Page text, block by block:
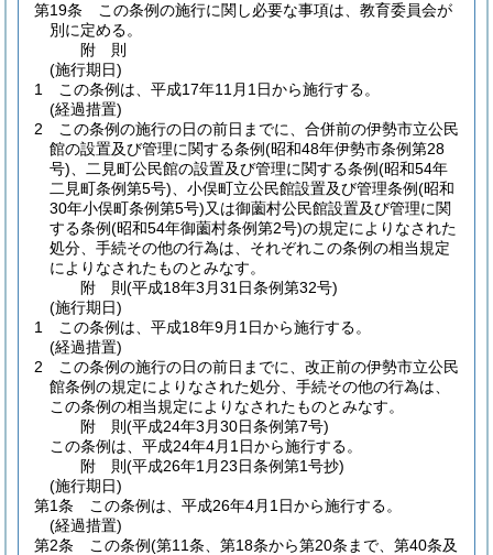
第19条
この条例の施行に関し必要な事項は、教育委員会が
別に定める。
附 則
(施行期日)
1
この条例は、平成17年11月1日から施行する。
(経過措置)
2
この条例の施行の日の前日までに、合併前の伊勢市立公民
館の設置及び管理に関する条例(昭和48年伊勢市条例第28
号) 、二見町公民館の設置及び管理に関する条例(昭和54年
二見町条例第5号) 、小俣町立公民館設置及び管理条例(昭和
30年小俣町条例第5号)又は御薗村公民館設置及び管理に関
する条例(昭和54年御薗村条例第2号)の規定によりなされた
処分、手続その他の行為は、それぞれこの条例の相当規定
によりなされたものとみなす。
附 則(平成18年3月31日条例第32号)
(施行期日)
1
この条例は、平成18年9月1日から施行する。
(経過措置)
2
この条例の施行の日の前日までに、改正前の伊勢市立公民
館条例の規定によりなされた処分、手続その他の行為は、
この条例の相当規定によりなされたものとみなす。
附 則(平成24年3月30日条例第7号)
この条例は、平成24年4月1日から施行する。
附 則(平成26年1月23日条例第1号抄)
(施行期日)
第1条
この条例は、平成26年4月1日から施行する。
(経過措置)
第2条
この条例(第11条、第18条から第20条まで、第40条及